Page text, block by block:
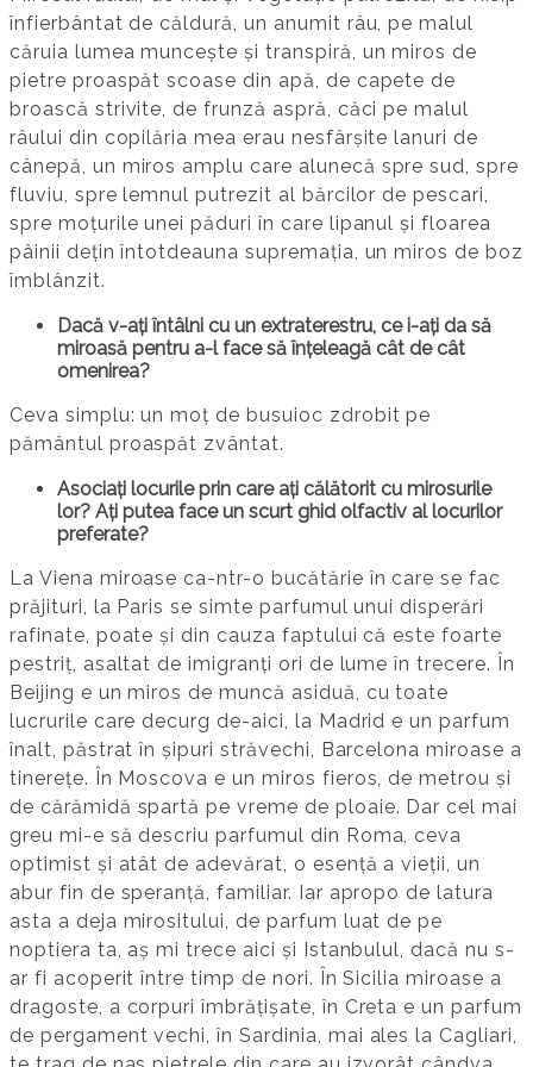
înfierbântat de căldură, un anumit râu, pe malul
căruia lumea muncește și transpiră, un miros de
pietre proaspăt scoase din apă, de capete de
broască strivite, de frunză aspră, căci pe malul
râului din copilăria mea erau nesfârșite lanuri de
cânepă, un miros amplu care alunecă spre sud, spre
fluviu, spre lemnul putrezit al bărcilor de pescari,
spre moțurile unei păduri în care lipanul și floarea
pâinii dețin întotdeauna supremația, un miros de boz
îmblânzit.
Dacă v-ați întâlni cu un extraterestru, ce i-ați da să
miroasă pentru a-l face să înțeleagă cât de cât
omenirea?
Ceva simplu: un moț de busuioc zdrobit pe
pământul proaspăt zvântat.
Asociați locurile prin care ați călătorit cu mirosurile
lor? Ați putea face un scurt ghid olfactiv al locurilor
preferate?
La Viena miroase ca-ntr-o bucătărie în care se fac
prăjituri, la Paris se simte parfumul unui disperări
rafinate, poate și din cauza faptului că este foarte
pestriț, asaltat de imigranți ori de lume în trecere. În
Beijing e un miros de muncă asiduă, cu toate
lucrurile care decurg de-aici, la Madrid e un parfum
înalt, păstrat în șipuri străvechi, Barcelona miroase a
tinerețe. În Moscova e un miros fieros, de metrou și
de cărămidă spartă pe vreme de ploaie. Dar cel mai
greu mi-e să descriu parfumul din Roma, ceva
optimist și atât de adevărat, o esență a vieții, un
abur fin de speranță, familiar. Iar apropo de latura
asta a deja mirositului, de parfum luat de pe
noptiera ta, aș mi trece aici și Istanbulul, dacă nu s-
ar fi acoperit între timp de nori. În Sicilia miroase a
dragoste, a corpuri îmbrățișate, în Creta e un parfum
de pergament vechi, în Sardinia, mai ales la Cagliari,